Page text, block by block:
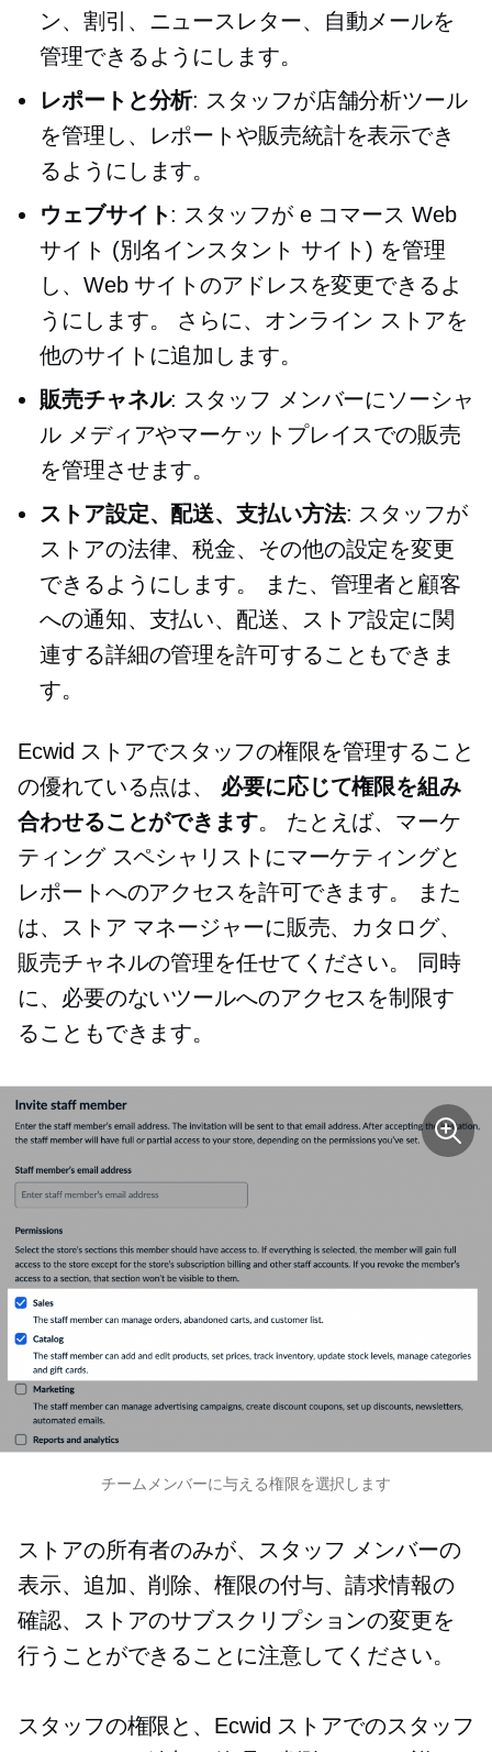
ン、割引、ニュースレター、自動メールを
管理できるようにします。
レポートと分析: スタッフが店舗分析ツール
を管理し、レポートや販売統計を表示でき
るようにします。
ウェブサイト: スタッフが e コマース Web
サイト (別名インスタント サイト) を管理
し、Web サイトのアドレスを変更できるよ
うにします。 さらに、オンライン ストアを
他のサイトに追加します。
販売チャネル: スタッフ メンバーにソーシャ
ル メディアやマーケットプレイスでの販売
を管理させます。
ストア設定、配送、支払い方法: スタッフが
ストアの法律、税金、その他の設定を変更
できるようにします。 また、管理者と顧客
への通知、支払い、配送、ストア設定に関
連する詳細の管理を許可することもできま
す。
Ecwid ストアでスタッフの権限を管理すること
の優れている点は、 必要に応じて権限を組み
合わせることができます。 たとえば、マーケ
ティング スペシャリストにマーケティングと
レポートへのアクセスを許可できます。 また
は、ストア マネージャーに販売、カタログ、
販売チャネルの管理を任せてください。 同時
に、必要のないツールへのアクセスを制限す
ることもできます。
チームメンバーに与える権限を選択します
ストアの所有者のみが、スタッフ メンバーの
表示、追加、削除、権限の付与、請求情報の
確認、ストアのサブスクリプションの変更を
行うことができることに注意してください。
スタッフの権限と、Ecwid ストアでのスタッフ